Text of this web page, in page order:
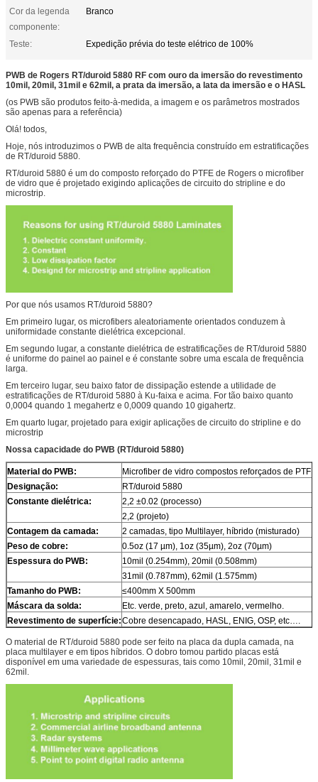
Cor da legenda
componente:
Branco
Teste: Expedição prévia do teste elétrico de 100%
PWB de Rogers RT/duroid 5880 RF com ouro da imersão do revestimento
10mil, 20mil, 31mil e 62mil, a prata da imersão, a lata da imersão e o HASL
(os PWB são produtos feito-à-medida, a imagem e os parâmetros mostrados
são apenas para a referência)
Olá! todos,
Hoje, nós introduzimos o PWB de alta frequência construído em estratificações
de RT/duroid 5880.
RT/duroid 5880 é um do composto reforçado do PTFE de Rogers o microfiber
de vidro que é projetado exigindo aplicações de circuito do stripline e do
microstrip.
Por que nós usamos RT/duroid 5880?
Em primeiro lugar, os microfibers aleatoriamente orientados conduzem à
uniformidade constante dielétrica excepcional.
Em segundo lugar, a constante dielétrica de estratificações de RT/duroid 5880
é uniforme do painel ao painel e é constante sobre uma escala de frequência
larga.
Em terceiro lugar, seu baixo fator de dissipação estende a utilidade de
estratificações de RT/duroid 5880 à Ku-faixa e acima. For tão baixo quanto
0,0004 quando 1 megahertz e 0,0009 quando 10 gigahertz.
Em quarto lugar, projetado para exigir aplicações de circuito do stripline e do
microstrip
Nossa capacidade do PWB (RT/duroid 5880)
Material do PWB:
Microfiber de vidro compostos reforçados de PTFE
Designação:
RT/duroid 5880
Constante dielétrica:
2,2 ±0.02 (processo)
2,2 (projeto)
Contagem da camada:
2 camadas, tipo Multilayer, híbrido (misturado)
Peso de cobre:
0.5oz (17 µm), 1oz (35µm), 2oz (70µm)
Espessura do PWB:
10mil (0.254mm), 20mil (0.508mm)
31mil (0.787mm), 62mil (1.575mm)
Tamanho do PWB:
≤400mm X 500mm
Máscara da solda:
Etc. verde, preto, azul, amarelo, vermelho.
Revestimento de superfície:Cobre desencapado, HASL, ENIG, OSP, etc….
O material de RT/duroid 5880 pode ser feito na placa da dupla camada, na
placa multilayer e em tipos híbridos. O dobro tomou partido placas está
disponível em uma variedade de espessuras, tais como 10mil, 20mil, 31mil e
62mil.